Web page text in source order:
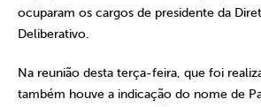
ocuparam os cargos de presidente da
Deliberativo.
Na reunião desta terça-feira, que foi
também houve a indicação do nome de